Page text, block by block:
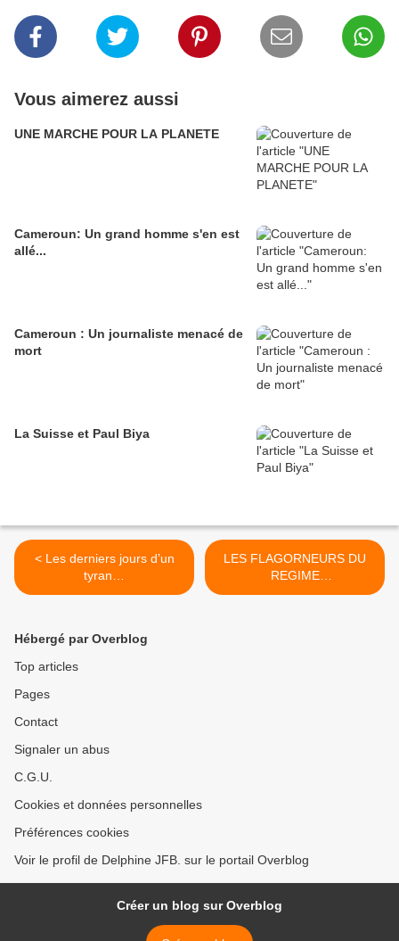
Vous aimerez aussi
UNE MARCHE POUR LA PLANETE
Cameroun: Un grand homme s'en est
allé...
Cameroun : Un journaliste menacé de
mort
La Suisse et Paul Biya
< Les derniers jours d’un
tyran…
LES FLAGORNEURS DU
REGIME
INSTITUTIONNALISENT LA
Hébergé par Overblog
Top articles
Pages
Contact
Signaler un abus
C.G.U.
Cookies et données personnelles
Préférences cookies
Voir le profil de Delphine JFB. sur le portail Overblog
Créer un blog sur Overblog